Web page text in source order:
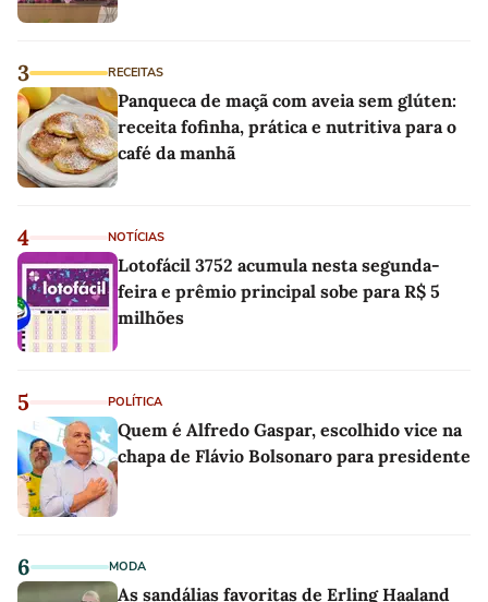
3 RECEITAS
Panqueca de maçã com aveia sem glúten:
receita fofinha, prática e nutritiva para o
café da manhã
4 NOTÍCIAS
Lotofácil 3752 acumula nesta segunda-
feira e prêmio principal sobe para R$ 5
milhões
5 POLÍTICA
Quem é Alfredo Gaspar, escolhido vice na
chapa de Flávio Bolsonaro para presidente
6 MODA
As sandálias favoritas de Erling Haaland